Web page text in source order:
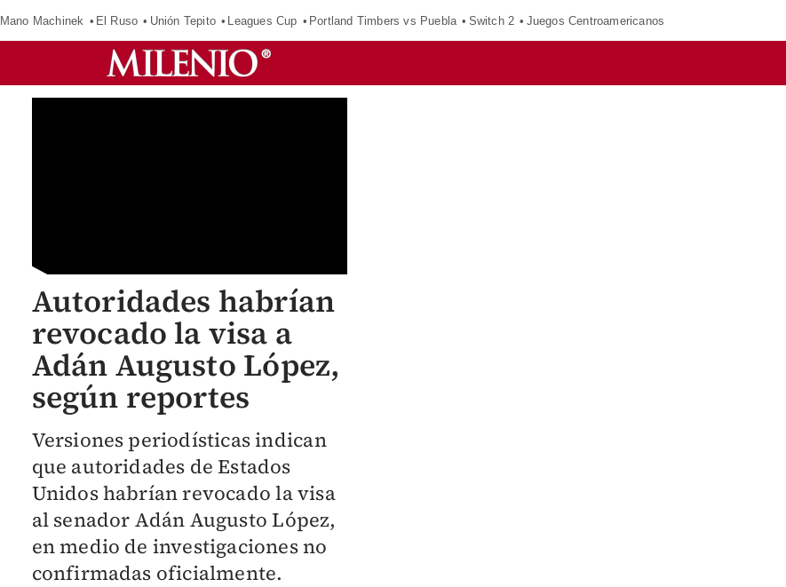
Mano Machinek El Ruso Unión Tepito Leagues Cup Portland Timbers vs Puebla Switch 2 Juegos Centroamericanos
Autoridades habrían
revocado la visa a
Adán Augusto López,
según reportes
Versiones periodísticas indican
que autoridades de Estados
Unidos habrían revocado la visa
al senador Adán Augusto López,
en medio de investigaciones no
confirmadas oficialmente.